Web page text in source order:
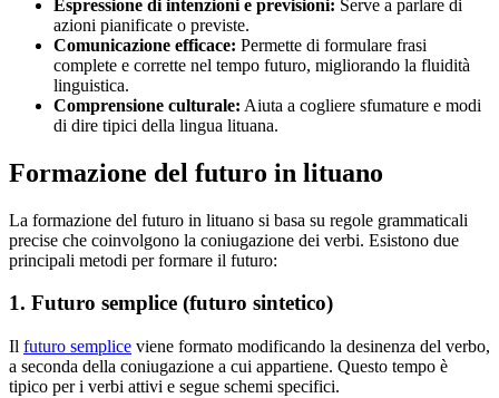
Espressione di intenzioni e previsioni: Serve a parlare di
azioni pianificate o previste.
Comunicazione efficace: Permette di formulare frasi
complete e corrette nel tempo futuro, migliorando la fluidità
linguistica.
Comprensione culturale: Aiuta a cogliere sfumature e modi
di dire tipici della lingua lituana.
Formazione del futuro in lituano
La formazione del futuro in lituano si basa su regole grammaticali
precise che coinvolgono la coniugazione dei verbi. Esistono due
principali metodi per formare il futuro:
1. Futuro semplice (futuro sintetico)
Il futuro semplice viene formato modificando la desinenza del verbo,
a seconda della coniugazione a cui appartiene. Questo tempo è
tipico per i verbi attivi e segue schemi specifici.